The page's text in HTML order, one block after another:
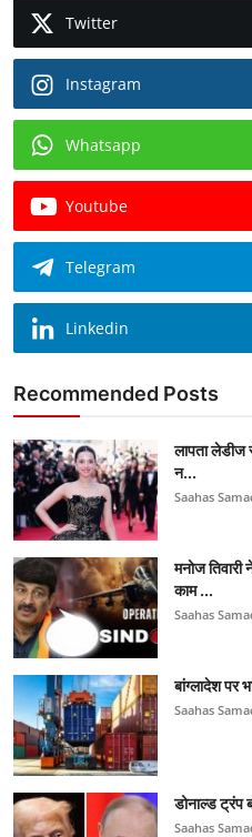
Twitter
Instagram
Whatsapp
Youtube
Telegram
Linkedin
Recommended Posts
लापता लेडीज
न...
Saahas
मनोज
काम ...
Saahas
बांग्लादेश पर
Saahas
डोनाल्ड
Saahas